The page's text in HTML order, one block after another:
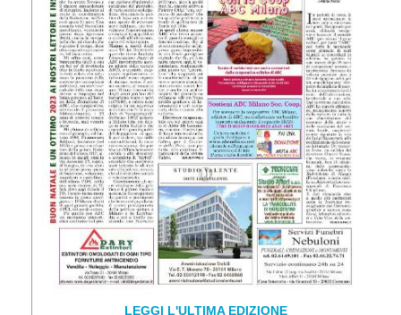
LEGGI L'ULTIMA EDIZIONE